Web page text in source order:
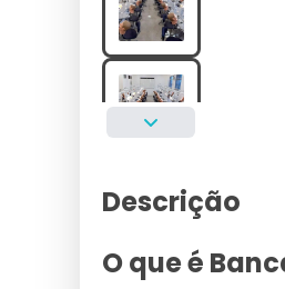
Descrição
O que é